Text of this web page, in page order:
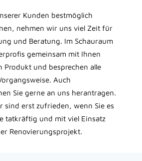
Kunden bestmöglich
nehmen wir uns viel Zeit für
und Beratung. Im Schauraum
gemeinsam mit Ihnen
Produkt und besprechen alle
Auch
Sie gerne an uns herantragen.
sind erst zufrieden, wenn Sie es
tatkräftig und mit viel Einsatz
Renovierungsprojekt.